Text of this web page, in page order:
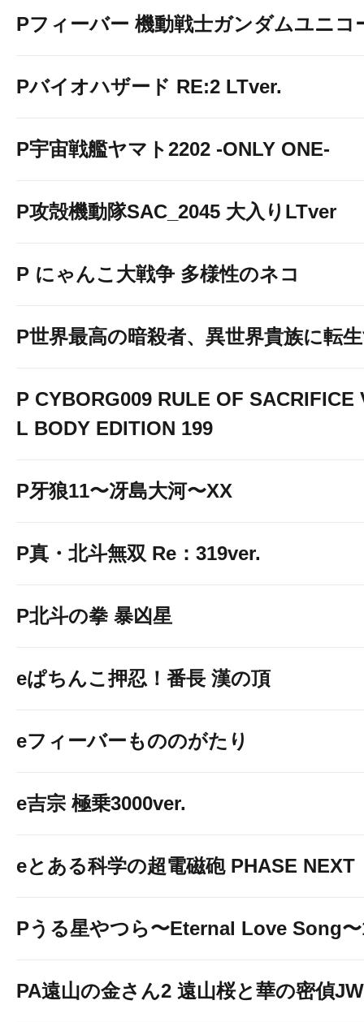
Pフィーバー 機動戦士ガンダムユニコ
Pバイオハザード RE:2 LTver.
P宇宙戦艦ヤマト2202 -ONLY ONE-
P攻殻機動隊SAC_2045 大入りLTver
P にゃんこ大戦争 多様性のネコ
P世界最高の暗殺者、異世界貴族に転
P CYBORG009 RULE OF SACRIFICE
L BODY EDITION 199
P牙狼11〜冴島大河〜XX
P真・北斗無双 Re：319ver.
P北斗の拳 暴凶星
eぱちんこ押忍！番長 漢の頂
eフィーバーもののがたり
e吉宗 極乗3000ver.
eとある科学の超電磁砲 PHASE NEXT
Pうる星やつら〜Eternal Love Song
PA遠山の金さん2 遠山桜と華の密偵